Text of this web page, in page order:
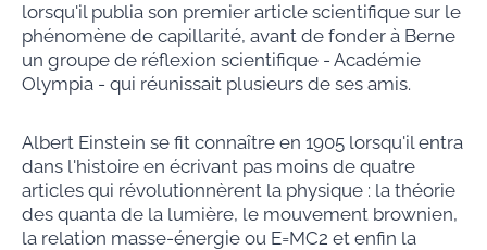
lorsqu'il publia son premier article scientifique sur le
phénomène de capillarité, avant de fonder à Berne
un groupe de réflexion scientifique - Académie
Olympia - qui réunissait plusieurs de ses amis.
Albert Einstein se fit connaître en 1905 lorsqu'il entra
dans l'histoire en écrivant pas moins de quatre
articles qui révolutionnèrent la physique : la théorie
des quanta de la lumière, le mouvement brownien,
la relation masse-énergie ou E=MC2 et enfin la